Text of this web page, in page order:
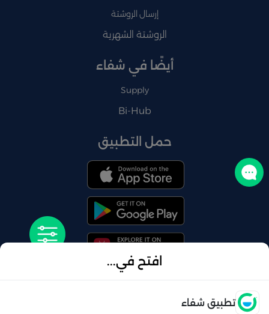
افتح في...
تطبيق شفاء
إرسال الروشتة
الروشتة الشهرية
أيضًا في شفاء
Supply
Bi-Hub
حمل التطبيق
© 2026 شفاء . كل الحقوق محفوظة
تواصل معنا